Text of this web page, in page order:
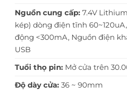
Nguồn cung cấp: 7.4V
kép) dòng điện tĩnh
động <300mA, Nguồn điện
USB
Tuổi thọ pin: Mở cửa trên
Độ dày cửa: 36 ~ 90mm